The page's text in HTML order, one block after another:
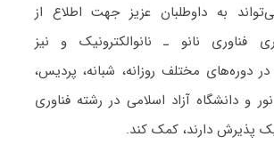
به داوطلبان عزیز جهت اطلاع از
ﻓﻨﺎوری ﻧﺎﻧﻮ ـ ﻧﺎﻧﻮاﻟﻜﺘﺮونیک و نیز
دوره‌های مختلف روزانه، شبانه، پردیس،
نور و دانشگاه آزاد اﺳﻼمی در رشته ﻓﻨﺎوری
پذیرش دارند، کمک کند.